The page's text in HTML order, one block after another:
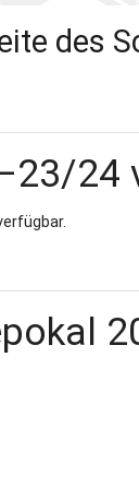
des
24